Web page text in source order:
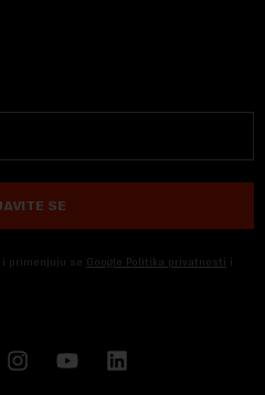
SE
i primenjuju se Google Politika privatnosti i